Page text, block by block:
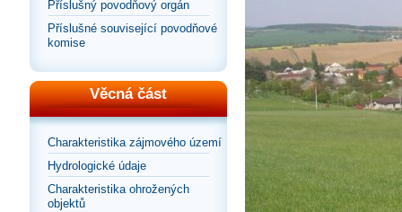
Příslušný povodňový orgán
Příslušné související povodňové
komise
Věcná část
Charakteristika zájmového území
Hydrologické údaje
Charakteristika ohrožených
objektů